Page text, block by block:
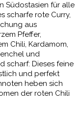
Südostasien für alle
scharfe rote Curry,
aus
Pfeffer,
Chili, Kardamom,
und
scharf: Dieses feine
und perfekt
heben sich
der roten Chili